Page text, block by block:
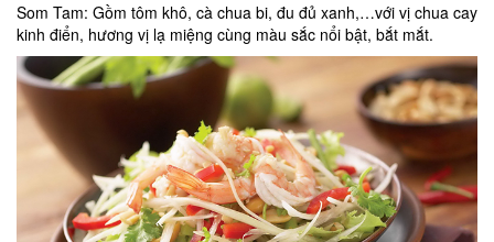
Som Tam: Gồm tôm khô, cà chua bi, đu đủ xanh,…với vị chua cay
kinh điển, hương vị lạ miệng cùng màu sắc nổi bật, bắt mắt.